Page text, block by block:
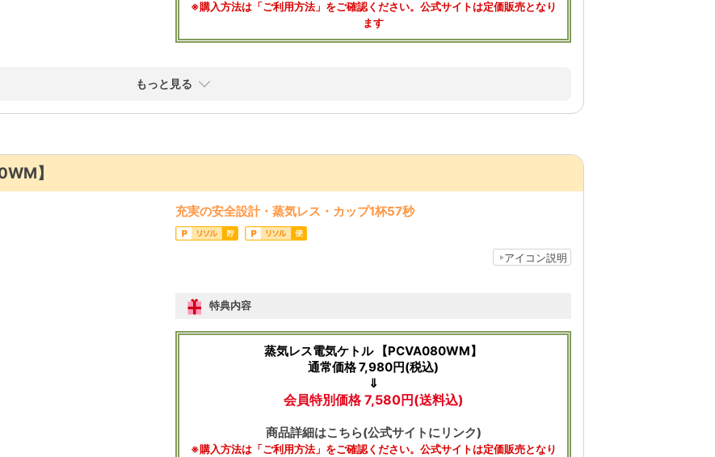
※購入方法は「ご利用方法」をご確認ください。公式サイトは定価販売となり
ます
もっと見る
】
充実の安全設計・蒸気レス・カップ1杯57秒
アイコン説明
特典内容
蒸気レス電気ケトル 【PCVA080WM】
通常価格 7,980円(税込)
⇓
会員特別価格 7,580円(送料込)
商品詳細はこちら(公式サイトにリンク)
※購入方法は「ご利用方法」をご確認ください。公式サイトは定価販売となり